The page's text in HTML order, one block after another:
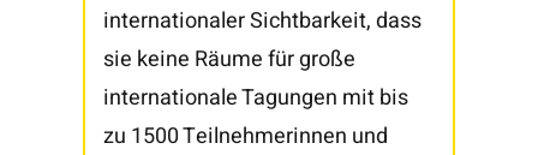
internationaler Sichtbarkeit, dass
sie keine Räume für große
internationale Tagungen mit bis
zu 1500 Teilnehmerinnen und